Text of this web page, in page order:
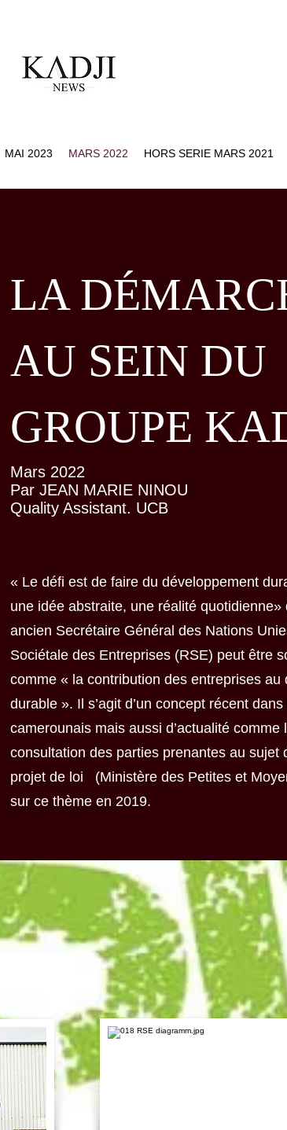
MAI 2023 MARS 2022 HORS SERIE MARS 2021
LA
AU SEIN DU
GROUPE
Mars 2022
Par JEAN MARIE NINOU
Quality Assistant. UCB
« Le défi est de faire du développement
une idée abstraite, une réalité quotidienne»
ancien Secrétaire Général des Nations
Sociétale des Entreprises (RSE) peut être
comme « la contribution des entreprises au
durable ». Il s’agit d’un concept récent
camerounais mais aussi d’actualité comme
consultation des parties prenantes au sujet
projet de loi (Ministère des Petites et
sur ce thème en 2019.